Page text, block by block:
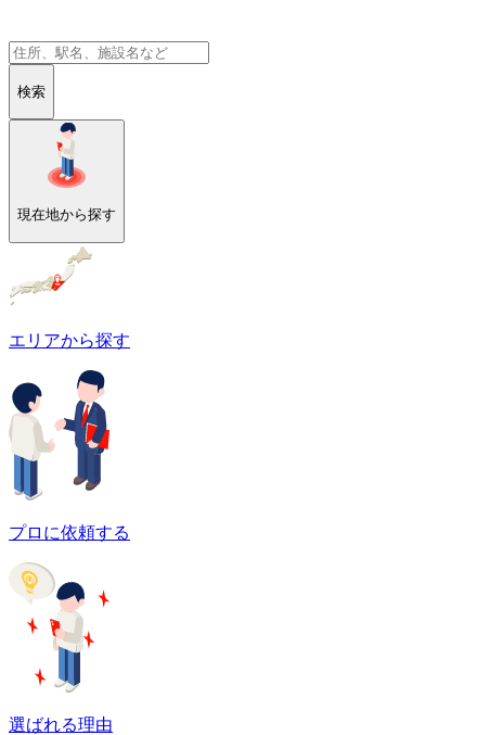
検索
現在地から探す
エリアから探す
プロに依頼する
選ばれる理由